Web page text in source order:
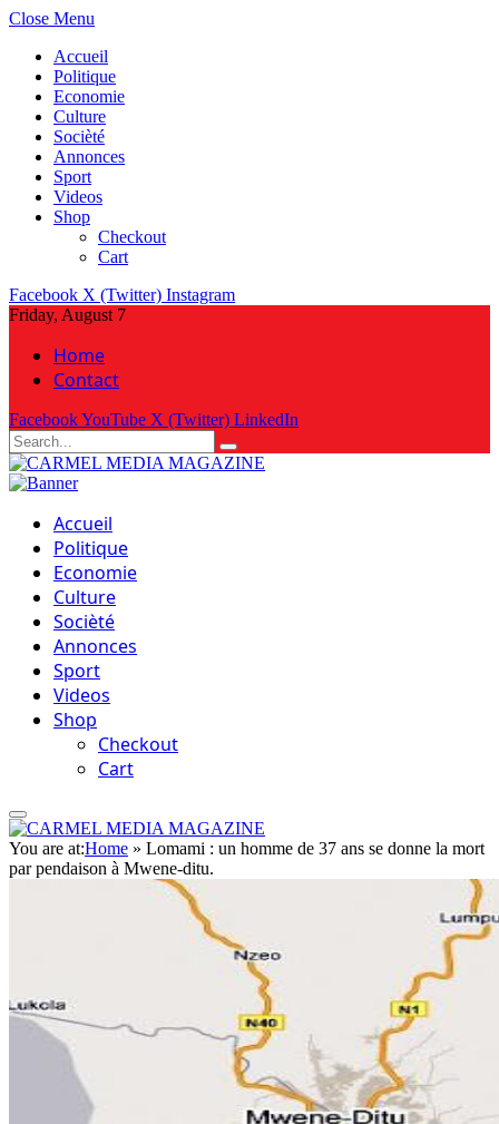
Close Menu
Accueil
Politique
Economie
Culture
Socièté
Annonces
Sport
Videos
Shop
Checkout
Cart
Facebook X (Twitter) Instagram
Friday, August 7
Home
Contact
FacebookYouTube X (Twitter) LinkedIn
Accueil
Politique
Economie
Culture
Socièté
Annonces
Sport
Videos
Shop
Checkout
Cart
You are at:Home » Lomami : un homme de 37 ans se donne la mort
par pendaison à Mwene-ditu.